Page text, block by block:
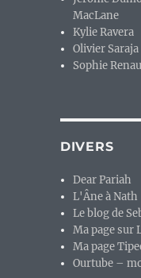
MacLane
Kylie Ravera
Olivier Saraja
Sophie
DIVERS
Dear Pariah
L'Âne à Nath
Le blog de
Ma page sur
Ma page
Ourtube –